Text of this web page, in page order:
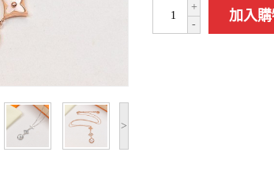
>
-
+
加入